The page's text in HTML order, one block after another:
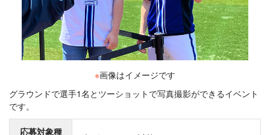
※画像はイメージです
グラウンドで選手1名とツーショットで写真撮影ができるイベント
です。
応募対象種